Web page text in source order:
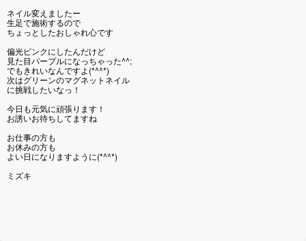
ネイル変えましたー
生足で施術するので
ちょっとしたおしゃれ心です
偏光ピンクにしたんだけど
見た目パープルになっちゃった^^;
でもきれいなんですよ(*^^*)
次はグリーンのマグネットネイル
に挑戦したいなっ！
今日も元気に頑張ります！
お誘いお待ちしてますね
お仕事の方も
お休みの方も
よい日になりますように(*^^*)
ミズキ